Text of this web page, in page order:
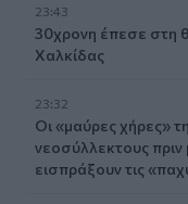
23:43
30χρονη έπεσε στη
Χαλκίδας
23:32
Οι «μαύρες χήρες»
νεοσύλλεκτους
εισπράξουν τις